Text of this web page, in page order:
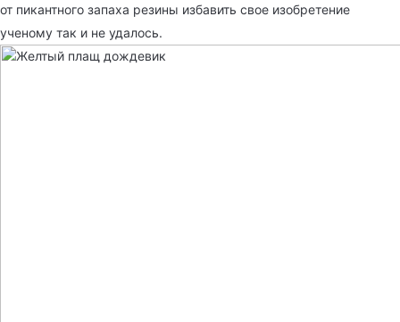
от пикантного запаха резины избавить свое изобретение
ученому так и не удалось.